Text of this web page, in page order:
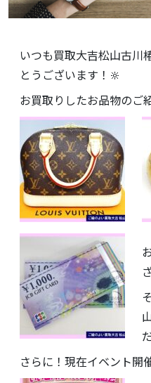
いつも買取大吉松山古川
とうございます！🔆
お買取りしたお品物のご
さらに！現在イベント開